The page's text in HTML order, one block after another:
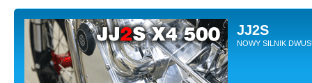
JJ2S
NOWY SILNIK